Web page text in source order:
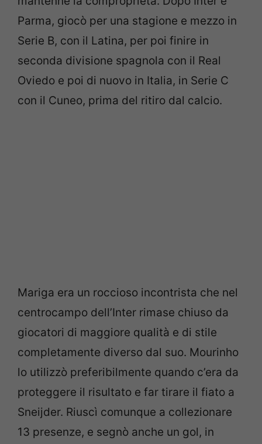
Parma, giocò per una stagione e mezzo in
Serie B, con il Latina, per poi finire in
seconda divisione spagnola con il Real
Oviedo e poi di nuovo in Italia, in Serie C
con il Cuneo, prima del ritiro dal calcio.
Mariga era un roccioso incontrista che nel
centrocampo dell’Inter rimase chiuso da
giocatori di maggiore qualità e di stile
completamente diverso dal suo. Mourinho
lo utilizzò preferibilmente quando c’era da
proteggere il risultato e far tirare il fiato a
Sneijder. Riuscì comunque a collezionare
13 presenze, e segnò anche un gol, in